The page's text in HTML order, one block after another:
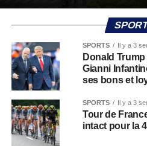
SPORTS Il y a 3
Donald
Gianni
ses bons et
SPORTS Il y a 3
Tour de
intact pour la